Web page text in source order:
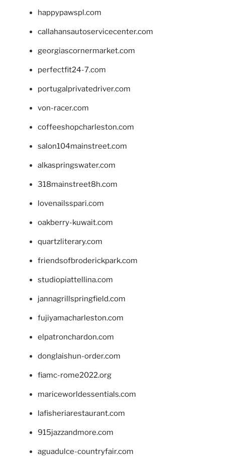
happypawspl.com
callahansautoservicecenter.com
georgiascornermarket.com
perfectfit24-7.com
portugalprivatedriver.com
von-racer.com
coffeeshopcharleston.com
salon104mainstreet.com
alkaspringswater.com
318mainstreet8h.com
lovenailsspari.com
oakberry-kuwait.com
quartzliterary.com
friendsofbroderickpark.com
studiopiattellina.com
jannagrillspringfield.com
fujiyamacharleston.com
elpatronchardon.com
donglaishun-order.com
fiamc-rome2022.org
mariceworldessentials.com
lafisheriarestaurant.com
915jazzandmore.com
aguadulce-countryfair.com